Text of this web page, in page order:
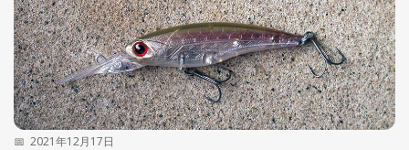
2021年12月17日